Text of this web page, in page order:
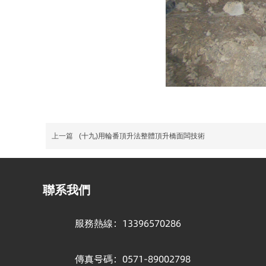
上一篇 (十九)用輪番頂升法整體頂升橋面闆技術
聯系我們
服務熱線： 13396570286
傳真号碼：0571-89002798